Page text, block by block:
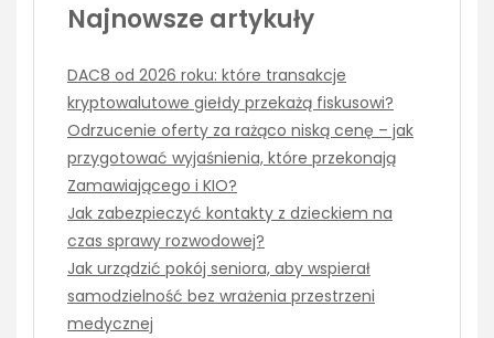
Najnowsze artykuły
DAC8 od 2026 roku: które transakcje
kryptowalutowe giełdy przekażą fiskusowi?
Odrzucenie oferty za rażąco niską cenę – jak
przygotować wyjaśnienia, które przekonają
Zamawiającego i KIO?
Jak zabezpieczyć kontakty z dzieckiem na
czas sprawy rozwodowej?
Jak urządzić pokój seniora, aby wspierał
samodzielność bez wrażenia przestrzeni
medycznej